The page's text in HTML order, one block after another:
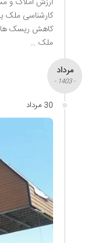
کارشناسی ملک
کاهش ریسک
ملک …
مرداد
- 1403 -
30 مرداد